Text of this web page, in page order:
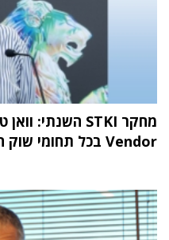
Vendor בכל תחומי שוק ה-IT